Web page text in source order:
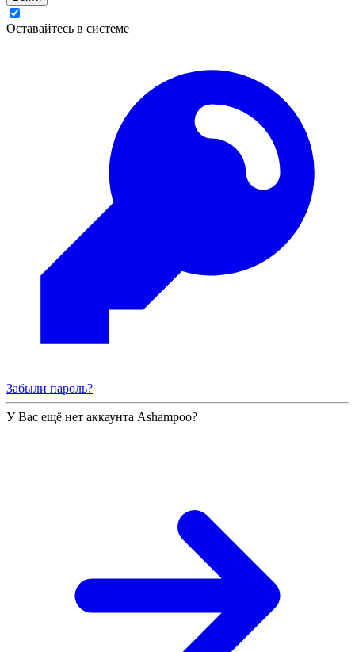
Оставайтесь в системе
Забыли пароль?
У Вас ещё нет аккаунта Ashampoo?